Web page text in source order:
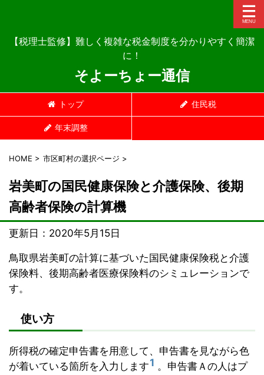
【税理士監修】難しく複雑な税金制度を分かりやすく簡潔
に！
そよーちょー通信
トップ 住民税
年末調整
HOME > 市区町村の選択ページ >
岩美町の国民健康保険と介護保険、後期
高齢者保険の計算機
更新日： 2020年5月15日
鳥取県岩美町の計算に基づいた国民健康保険税と介護
保険料、後期高齢者医療保険料のシミュレーションで
す。
使い方
所得税の確定申告書を用意して、申告書を見ながら色
が着いている箇所を入力します1 。申告書Ａの人はプ